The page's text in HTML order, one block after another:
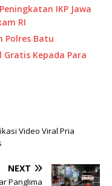
IKP Jawa
RI
Polres Batu
Kepada Para
Video Viral Pria
NEXT
Panglima